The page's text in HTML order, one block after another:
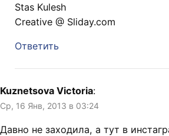
Stas Kulesh
Creative @ Sliday.com
Ответить
Kuznetsova Victoria:
Ср, 16 Янв, 2013 в 03:24
Давно не заходила, а тут в